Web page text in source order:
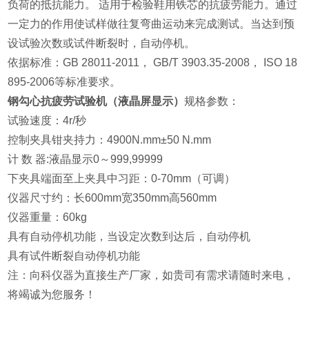
负荷的抵抗能力。 适用于检验鞋用铁芯的抗疲劳能力。通过
一定力的作用使试样做往复弯曲运动来完成测试。当达到预
设试验次数或试件断裂时，自动停机。
依据标准：GB 28011-2011， GB/T 3903.35-2008， ISO 18
895-2006等标准要求。
钢勾心抗疲劳试验机（液晶屏显示）规格参数：
试验速度：4r/秒
控制夹具钳夹持力：4900N.mm±50 N.mm
计 数 器:液晶显示0～999,99999
下夹具端面至上夹具中习距：0-70mm（可调）
仪器尺寸约：长600mm宽350mm高560mm
仪器重量：60kg
具有自动停机功能，当设定次数到达后，自动停机
具有试件断裂自动停机功能
注：向科仪器为直接生产厂家，如贵司有需求请随时来电，
将竭诚为您服务！